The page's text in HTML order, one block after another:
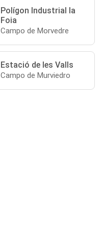
Polígon Industrial la
Foia
Campo de Morvedre
Estació de les Valls
Campo de Murviedro